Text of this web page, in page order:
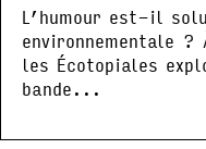
L’humour est-il
environnementale
les Écotopiales
bande...